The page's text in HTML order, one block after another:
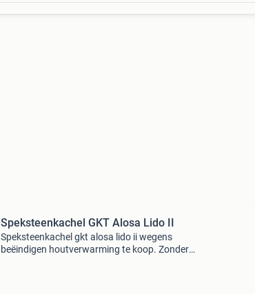
Speksteenkachel GKT Alosa Lido II
Speksteenkachel gkt alosa lido ii wegens
beëindigen houtverwarming te koop. Zonder